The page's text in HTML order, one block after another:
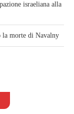
israeliana alla
la morte di Navalny